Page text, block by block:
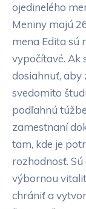
ojedinelého
Meniny majú
mena Edita sú
vypočítavé. Ak
dosiahnuť, aby
svedomito
podľahnú
zamestnaní
tam, kde je
rozhodnosť.
výbornou
chrániť a